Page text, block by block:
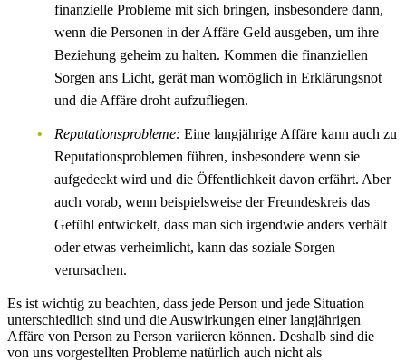
finanzielle Probleme mit sich bringen, insbesondere dann,
wenn die Personen in der Affäre Geld ausgeben, um ihre
Beziehung geheim zu halten. Kommen die finanziellen
Sorgen ans Licht, gerät man womöglich in Erklärungsnot
und die Affäre droht aufzufliegen.
Reputationsprobleme: Eine langjährige Affäre kann auch zu
Reputationsproblemen führen, insbesondere wenn sie
aufgedeckt wird und die Öffentlichkeit davon erfährt. Aber
auch vorab, wenn beispielsweise der Freundeskreis das
Gefühl entwickelt, dass man sich irgendwie anders verhält
oder etwas verheimlicht, kann das soziale Sorgen
verursachen.
Es ist wichtig zu beachten, dass jede Person und jede Situation
unterschiedlich sind und die Auswirkungen einer langjährigen
Affäre von Person zu Person variieren können. Deshalb sind die
von uns vorgestellten Probleme natürlich auch nicht als